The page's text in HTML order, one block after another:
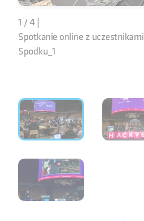
1 / 4 |
Spotkanie online z
Spodku_1